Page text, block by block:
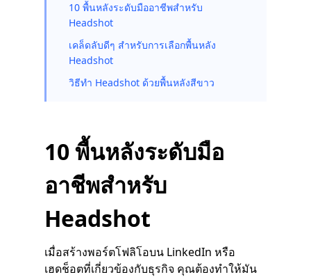
10 พื้นหลังระดับมืออาชีพสำหรับ
Headshot
เคล็ดลับดีๆ สำหรับการเลือกพื้นหลัง
Headshot
วิธีทำ Headshot ด้วยพื้นหลังสีขาว
10 พื้นหลังระดับมือ
อาชีพสำหรับ
Headshot
เมื่อสร้างพอร์ตโฟลิโอบน LinkedIn หรือ
เฮดช็อตที่เกี่ยวข้องกับธุรกิจ คุณต้องทำให้มัน